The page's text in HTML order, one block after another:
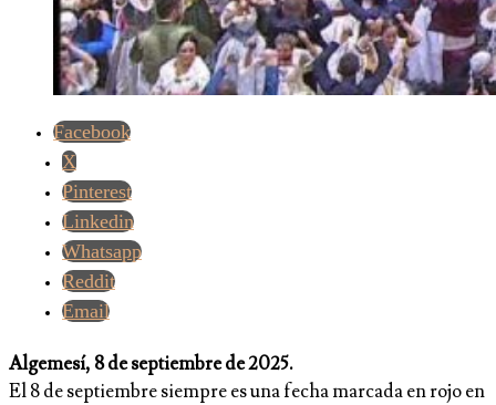
Facebook
X
Pinterest
Linkedin
Whatsapp
Reddit
Email
Algemesí, 8 de septiembre de 2025.
El 8 de septiembre siempre es una fecha marcada en rojo en